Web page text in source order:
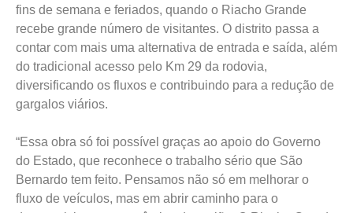
fins de semana e feriados, quando o Riacho Grande
recebe grande número de visitantes. O distrito passa a
contar com mais uma alternativa de entrada e saída, além
do tradicional acesso pelo Km 29 da rodovia,
diversificando os fluxos e contribuindo para a redução de
gargalos viários.
“Essa obra só foi possível graças ao apoio do Governo
do Estado, que reconhece o trabalho sério que São
Bernardo tem feito. Pensamos não só em melhorar o
fluxo de veículos, mas em abrir caminho para o